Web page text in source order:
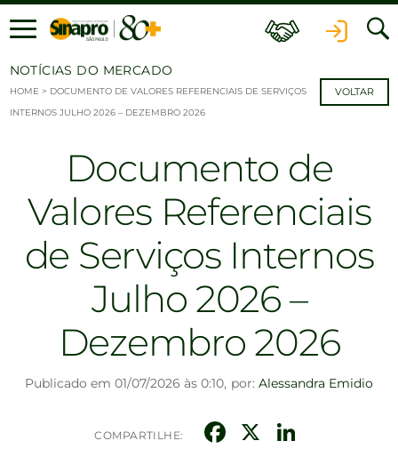
Ir para o conteúdo
NOTÍCIAS DO MERCADO
HOME > DOCUMENTO DE VALORES REFERENCIAIS DE SERVIÇOS
INTERNOS JULHO 2026 – DEZEMBRO 2026
VOLTAR
Documento de
Valores Referenciais
de Serviços Internos
Julho 2026 –
Dezembro 2026
Publicado em 01/07/2026 às 0:10, por: Alessandra Emidio
COMPARTILHE: Facebook
X